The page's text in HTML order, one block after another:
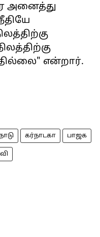
அனைத்து
என்றார்.
கர்நாடகா பாஜக